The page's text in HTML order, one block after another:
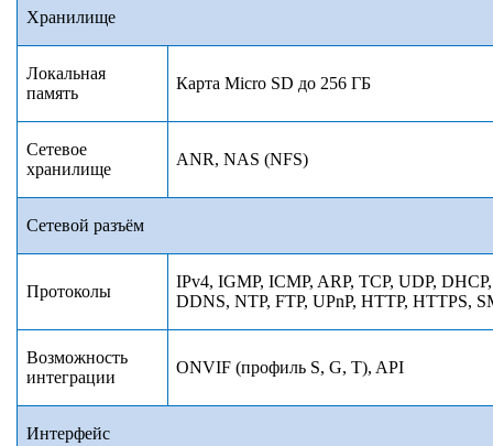
Хранилище
Локальная
память
Карта Micro SD до 256 ГБ
Сетевое
хранилище
ANR,NAS (NFS)
Сетевой разъём
Протоколы
IPv4, IGMP, ICMP, ARP, TCP, UDP,
DDNS, NTP, FTP, UPnP, HTTP, HTTPS,
Возможность
интеграции
ONVIF (профиль S, G, T), API
Интерфейс